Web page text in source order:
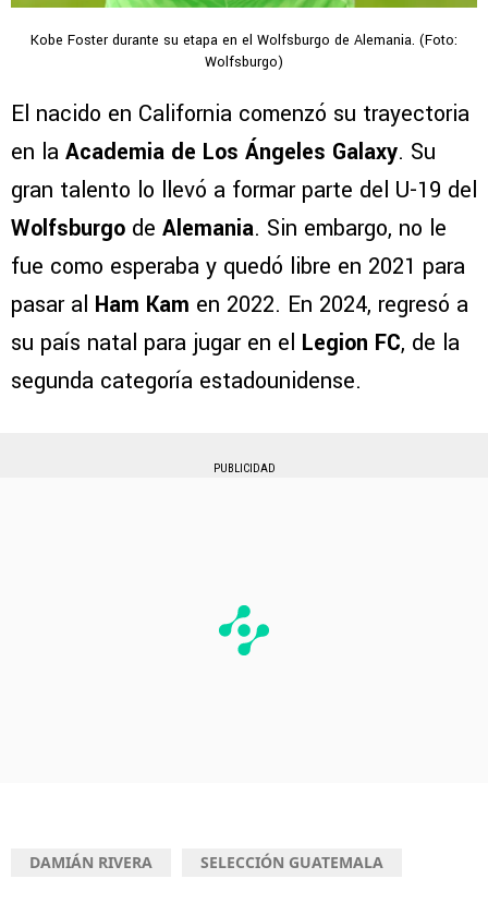
Kobe Foster durante su etapa en el Wolfsburgo de Alemania. (Foto:
Wolfsburgo)
El nacido en California comenzó su trayectoria
en la Academia de Los Ángeles Galaxy. Su
gran talento lo llevó a formar parte del U-19 del
Wolfsburgo de Alemania. Sin embargo, no le
fue como esperaba y quedó libre en 2021 para
pasar al Ham Kam en 2022. En 2024, regresó a
su país natal para jugar en el Legion FC, de la
segunda categoría estadounidense.
PUBLICIDAD
DAMIÁN RIVERA SELECCIÓN GUATEMALA